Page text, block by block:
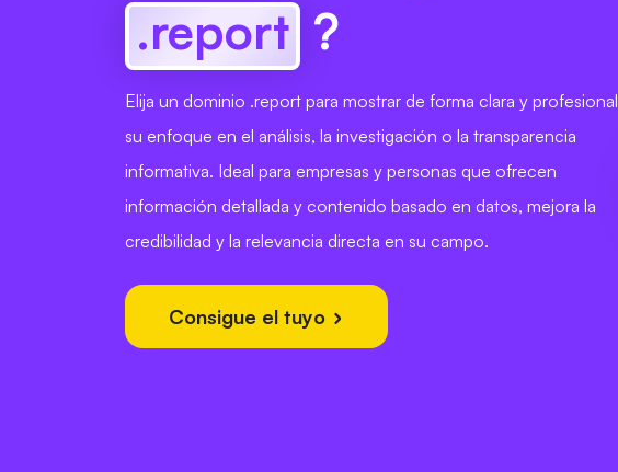
.report ?
Elija un dominio .report para mostrar de forma clara y profesional
su enfoque en el análisis, la investigación o la transparencia
informativa. Ideal para empresas y personas que ofrecen
información detallada y contenido basado en datos, mejora la
credibilidad y la relevancia directa en su campo.
Consigue el tuyo